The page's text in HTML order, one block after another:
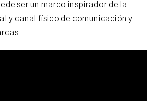
ser un marco inspirador de la
y canal físico de comunicación y